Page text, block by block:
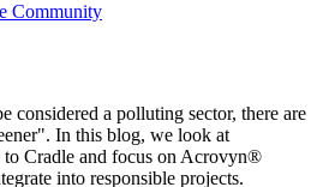
Community
considered a polluting sector, there are
In this blog, we look at
to Cradle and focus on Acrovyn®
into responsible projects.